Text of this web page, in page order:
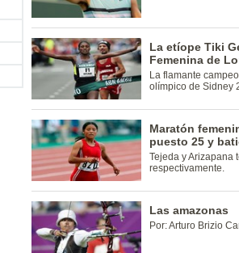
La etíope Tiki
Femenina de
La flamante
olímpico de Sidney
Maratón
puesto 25 y
Tejeda y Arizapana
respectivamente.
Las amazonas
Por: Arturo Brizio